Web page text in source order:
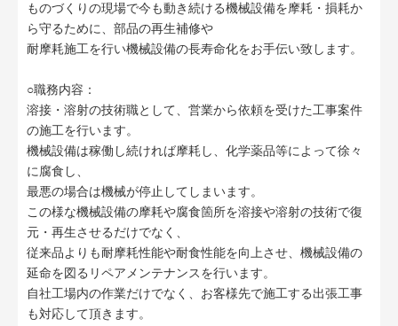
ものづくりの現場で今も動き続ける機械設備を摩耗・損耗か
ら守るために、部品の再生補修や
耐摩耗施工を行い機械設備の長寿命化をお手伝い致します。
○職務内容：
溶接・溶射の技術職として、営業から依頼を受けた工事案件
の施工を行います。
機械設備は稼働し続ければ摩耗し、化学薬品等によって徐々
に腐食し、
最悪の場合は機械が停止してしまいます。
この様な機械設備の摩耗や腐食箇所を溶接や溶射の技術で復
元・再生させるだけでなく、
従来品よりも耐摩耗性能や耐食性能を向上させ、機械設備の
延命を図るリペアメンテナンスを行います。
自社工場内の作業だけでなく、お客様先で施工する出張工事
も対応して頂きます。